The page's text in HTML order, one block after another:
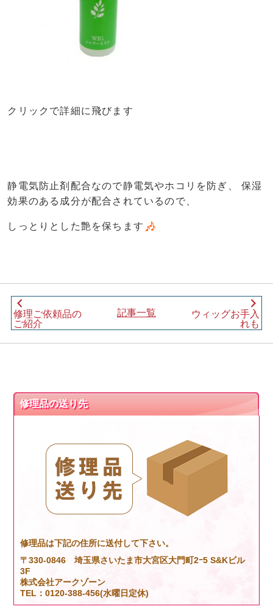
クリックで詳細に飛びます
静電気防止剤配合なので静電気やホコリを防ぎ、 保湿
効果のある成分が配合されているので、
しっとりとした艶を保ちます
修理ご依頼品の
ご紹介
記事一覧
ウィッグお手入
れも
修理品の送り先
修理品は下記の住所に送付して下さい。
〒330-0846 埼玉県さいたま市大宮区大門町2ｰ5 S&Kビル
3F
株式会社アークゾーン
TEL：0120-388-456(水曜日定休)